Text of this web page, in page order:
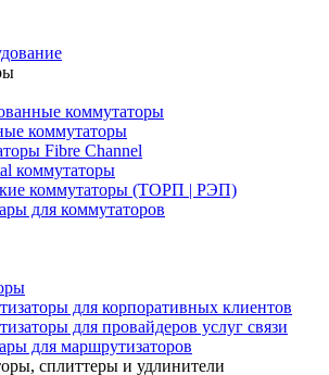
коммутаторы
коммутаторы
Fibre Channel
коммутаторы
коммутаторы (ТОРП | РЭП)
для коммутаторов
для корпоративных клиентов
для провайдеров услуг связи
для маршрутизаторов